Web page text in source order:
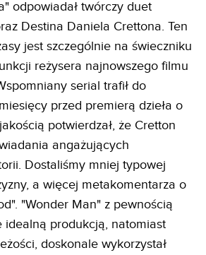
odpowiadał twórczy duet
Destina Daniela Crettona. Ten
jest szczególnie na świeczniku
reżysera najnowszego filmu
serial trafił do
przed premierą dzieła o
potwierdzał, że Cretton
angażujących
Dostaliśmy mniej typowej
a więcej metakomentarza o
"Wonder Man" z pewnością
idealną produkcją, natomiast
doskonale wykorzystał